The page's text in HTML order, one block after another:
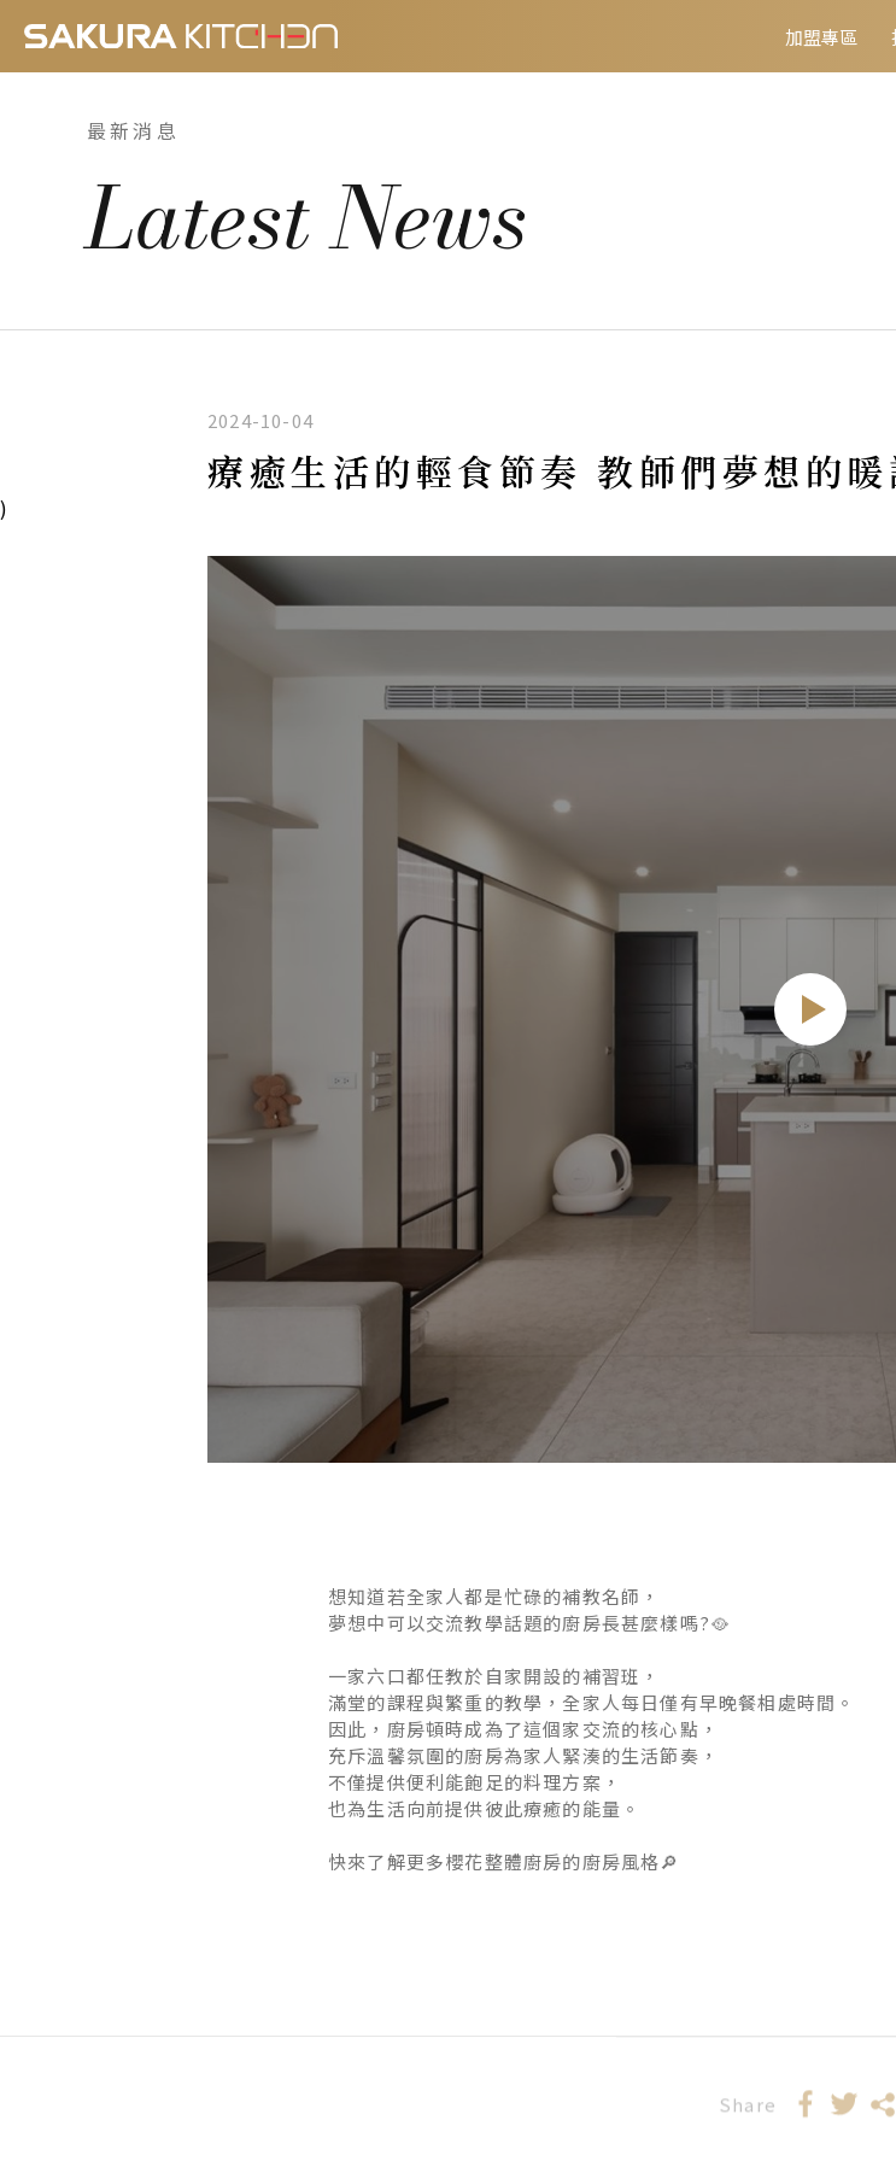
加盟專區
最新消息
Latest News
2024-10-04
療癒生活的輕食節奏 教師們夢想的暖
)
想知道若全家人都是忙碌的補教名師，
夢想中可以交流教學話題的廚房長甚麼樣嗎?🥘
一家六口都任教於自家開設的補習班，
滿堂的課程與繁重的教學，全家人每日僅有早晚餐相處時間。
因此，廚房頓時成為了這個家交流的核心點，
充斥溫馨氛圍的廚房為家人緊湊的生活節奏，
不僅提供便利能飽足的料理方案，
也為生活向前提供彼此療癒的能量。
快來了解更多櫻花整體廚房的廚房風格🔎
Share